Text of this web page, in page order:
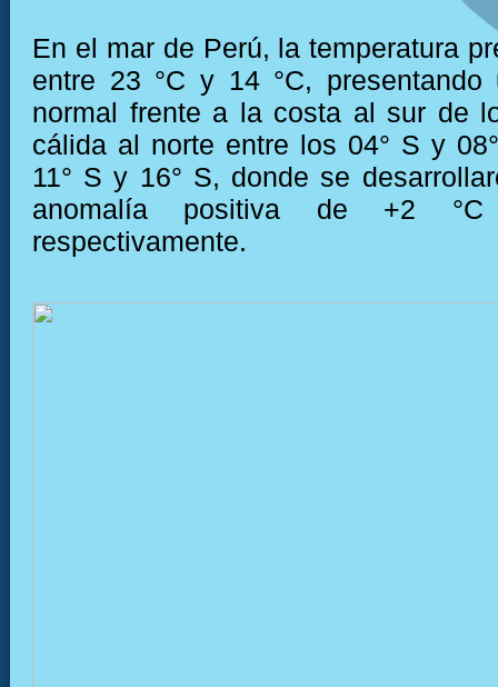
En el mar de Perú, la temperatura
entre 23 °C y 14 °C, presentando
normal frente a la costa al sur de
cálida al norte entre los 04° S y
11° S y 16° S, donde se
anomalía positiva de +2
respectivamente.